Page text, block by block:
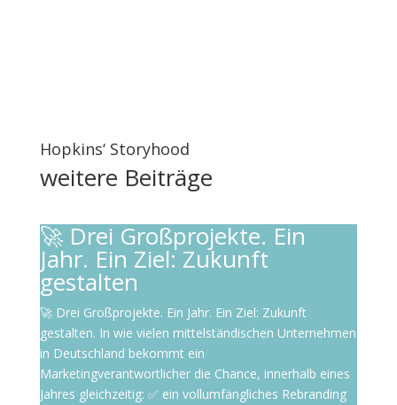
Hopkins‘ Storyhood
weitere Beiträge
🚀 Drei Großprojekte. Ein
Jahr. Ein Ziel: Zukunft
gestalten
🚀 Drei Großprojekte. Ein Jahr. Ein Ziel: Zukunft
gestalten. In wie vielen mittelständischen Unternehmen
in Deutschland bekommt ein
Marketingverantwortlicher die Chance, innerhalb eines
Jahres gleichzeitig: ✅ ein vollumfängliches Rebranding